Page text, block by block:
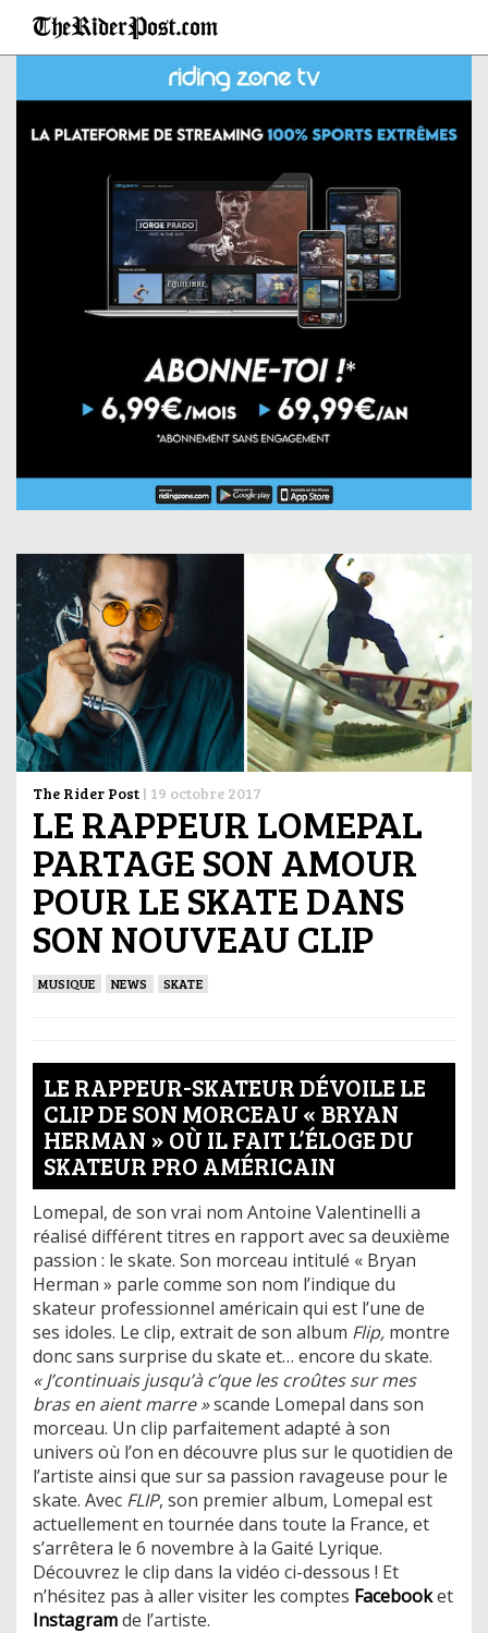
The Rider Post | 19 octobre 2017
LE RAPPEUR LOMEPAL
PARTAGE SON AMOUR
POUR LE SKATE DANS
SON NOUVEAU CLIP
MUSIQUE NEWS SKATE
LE RAPPEUR-SKATEUR DÉVOILE LE
CLIP DE SON MORCEAU « BRYAN
HERMAN » OÙ IL FAIT L’ÉLOGE DU
SKATEUR PRO AMÉRICAIN
Lomepal, de son vrai nom Antoine Valentinelli a
réalisé différent titres en rapport avec sa deuxième
passion : le skate. Son morceau intitulé « Bryan
Herman » parle comme son nom l’indique du
skateur professionnel américain qui est l’une de
ses idoles. Le clip, extrait de son album Flip, montre
donc sans surprise du skate et… encore du skate.
« J’continuais jusqu’à c’que les croûtes sur mes
bras en aient marre »scande Lomepal dans son
morceau. Un clip parfaitement adapté à son
univers où l’on en découvre plus sur le quotidien de
l’artiste ainsi que sur sa passion ravageuse pour le
skate. Avec FLIP, son premier album, Lomepal est
actuellement en tournée dans toute la France, et
s’arrêtera le 6 novembre à la Gaité Lyrique.
Découvrez le clip dans la vidéo ci-dessous ! Et
n’hésitez pas à aller visiter les comptes Facebooket
Instagramde l’artiste.